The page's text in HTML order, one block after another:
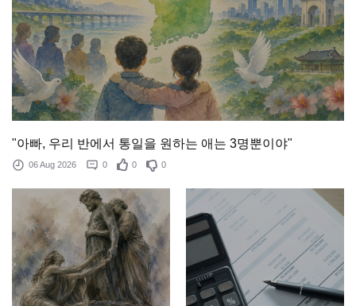
"아빠, 우리 반에서 통일을 원하는 애는 3명뿐이야"
06 Aug 2026 0 0 0